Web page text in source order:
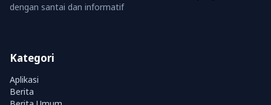
dengan santai dan informatif
Kategori
Aplikasi
Berita